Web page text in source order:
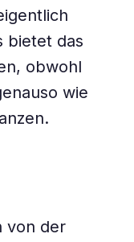
bietet das
obwohl
wie
von der